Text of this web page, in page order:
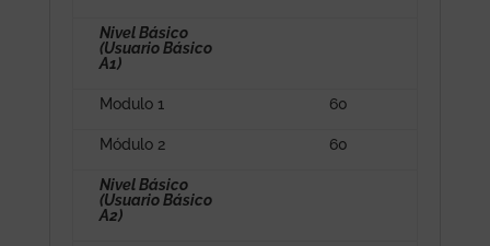
Nivel Básico
(Usuario Básico
A1)
Modulo 1 60
Módulo 2 60
Nivel Básico
(Usuario Básico
A2)